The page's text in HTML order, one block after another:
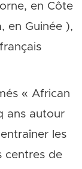
en Côte
en Guinée ),
« African
ans autour
les
centres de